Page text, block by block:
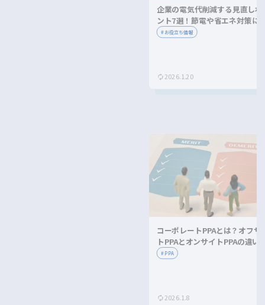
企業の電気代削減する見直しポ
ント7選！節電や省エネ対策に
ながる方法を紹介！
#お役立ち情報
2026.1.20
コーポレートPPAとは？オフサ
トPPAとオンサイトPPAの違い
メリット・デメリットを解説！
#PPA
2026.1.8